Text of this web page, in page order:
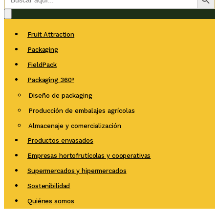
Fruit Attraction
Packaging
FieldPack
Packaging 360º
Diseño de packaging
Producción de embalajes agrícolas
Almacenaje y comercialización
Productos envasados
Empresas hortofrutícolas y cooperativas
Supermercados y hipermercados
Sostenibilidad
Quiénes somos